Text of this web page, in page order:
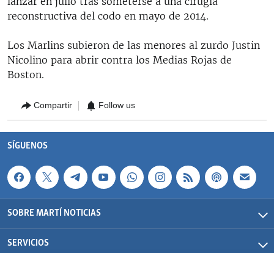
reconstructiva del codo en mayo de 2014.
Los Marlins subieron de las menores al zurdo Justin
Nicolino para abrir contra los Medias Rojas de
Boston.
Compartir Follow us
SÍGUENOS
SOBRE MARTÍ NOTICIAS
SERVICIOS